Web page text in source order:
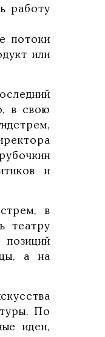
работу
потоки
или
в свою
и
в
театру
а на
По
идеи,